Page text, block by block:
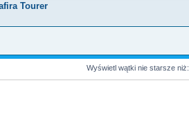
Tourer
Wyświetl wątki nie starsze niż: